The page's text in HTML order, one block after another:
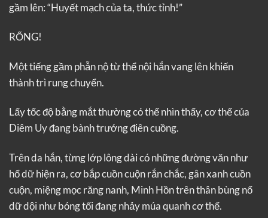
gầm lên: “Huyết mạch của ta, thức tỉnh!”
RỐNG!
Một tiếng gầm phẫn nộ từ thể nội hắn vang lên khiến
thành trì rung chuyển.
Lấy tốc độ bằng mắt thường có thể nhìn thấy, cơ thể của
Diêm Uy đang bành trướng điên cuồng.
Trên da hắn, từng lớp lông dài có những đường văn như
hổ dữ hiện ra, cơ bắp cuồn cuộn rắn chắc, gân xanh cuồn
cuộn, miệng mọc răng nanh, Minh Hồn trên thân bùng nổ
dữ dội như bóng tối đang nhảy múa quanh cơ thể.